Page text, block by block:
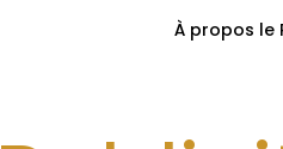
À propos le